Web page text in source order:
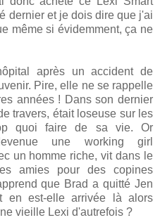
dernier et je dois dire que j'ai
même si évidemment, ça ne
après un accident de
Pire, elle ne se rappelle
années ! Dans son dernier
travers, était loseuse sur les
quoi faire de sa vie. Or
une working girl
un homme riche, vit dans le
amies pour des copines
que Brad a quitté Jen
en est-elle arrivée là alors
vieille Lexi d'autrefois ?